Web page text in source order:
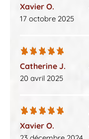
Xavier O.
17 octobre 2025
Catherine J.
20 avril 2025
Xavier O.